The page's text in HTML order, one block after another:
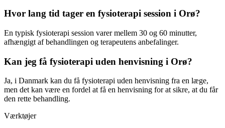
Hvor lang tid tager en fysioterapi session i Orø?
En typisk fysioterapi session varer mellem 30 og 60 minutter,
afhængigt af behandlingen og terapeutens anbefalinger.
Kan jeg få fysioterapi uden henvisning i Orø?
Ja, i Danmark kan du få fysioterapi uden henvisning fra en læge,
men det kan være en fordel at få en henvisning for at sikre, at du får
den rette behandling.
Værktøjer